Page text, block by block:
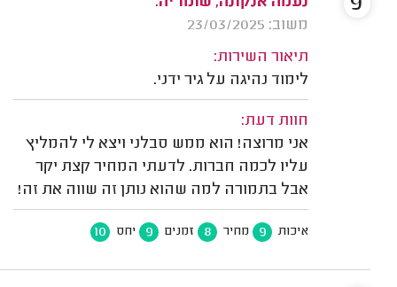
משוב: 23/03/2025
תיאור השירות:
לימוד נהיגה על גיר ידני.
חוות דעת:
אני מרוצה! הוא ממש סבלני ויצא לי להמליץ
עליו לכמה חברות. לדעתי המחיר קצת יקר
אבל בתמורה למה שהוא נותן זה שווה את זה!
איכות 9 מחיר 8 זמנים 9 יחס 10